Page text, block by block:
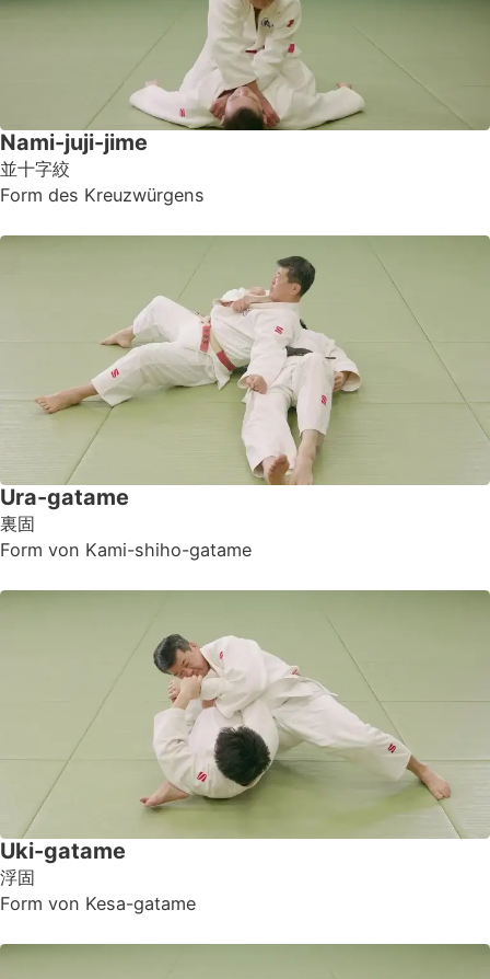
Nami-juji-jime
並十字絞
Form des Kreuzwürgens
Ura-gatame
裏固
Form von Kami-shiho-gatame
Uki-gatame
浮固
Form von Kesa-gatame